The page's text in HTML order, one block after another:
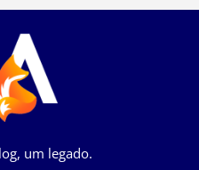
um legado.